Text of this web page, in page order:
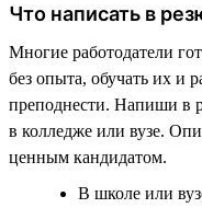
Что написать в
Многие работодатели
без опыта, обучать их и
преподнести. Напиши в
в колледже или вузе.
ценным кандидатом.
В школе или